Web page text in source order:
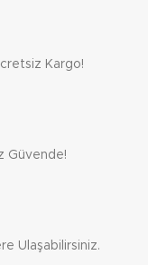
Kargo!
Güvende!
Ulaşabilirsiniz.